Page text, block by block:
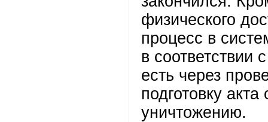
физического
процесс в
в соответствии
есть через
подготовку
уничтожению.